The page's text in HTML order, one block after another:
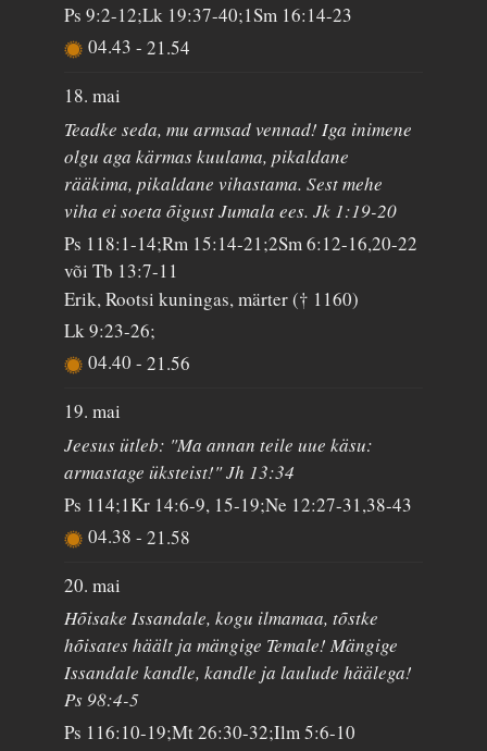
Ps 9:2-12;Lk 19:37-40;1Sm 16:14-23
04.43-21.54
18. mai
Teadke seda, mu armsad vennad! Iga inimene
olgu aga kärmas kuulama, pikaldane
rääkima, pikaldane vihastama. Sest mehe
viha ei soeta õigust Jumala ees. Jk 1:19-20
Ps 118:1-14;Rm 15:14-21;2Sm 6:12-16,20-22
või Tb 13:7-11
Erik, Rootsi kuningas, märter († 1160)
Lk 9:23-26;
04.40-21.56
19. mai
Jeesus ütleb: "Ma annan teile uue käsu:
armastage üksteist!" Jh 13:34
Ps 114;1Kr 14:6-9, 15-19;Ne 12:27-31,38-43
04.38-21.58
20. mai
Hõisake Issandale, kogu ilmamaa, tõstke
hõisates häält ja mängige Temale! Mängige
Issandale kandle, kandle ja laulude häälega!
Ps 98:4-5
Ps 116:10-19;Mt 26:30-32;Ilm 5:6-10